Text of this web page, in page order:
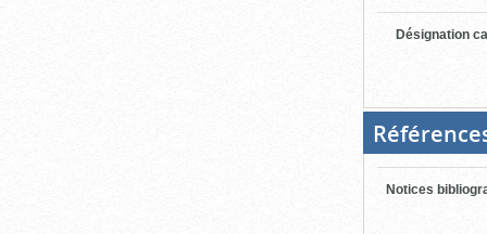
Désignation
Notices